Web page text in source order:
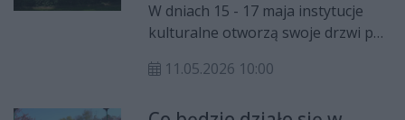
W dniach 15 - 17 maja instytucje
kulturalne otworzą swoje drzwi po
wystaw, specjalne atrakcje i
11.05.2026 10:00